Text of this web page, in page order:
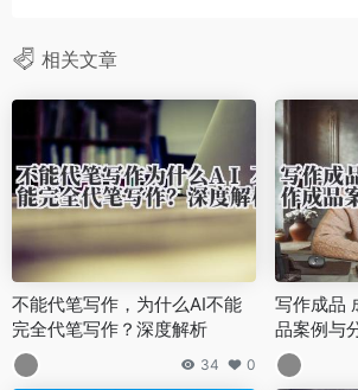
相关文章
不能代笔写作，为什么AI不能
完全代笔写作？深度解析
34 0
写作成品
品案例与